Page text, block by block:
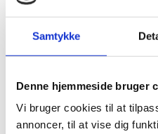
Samtykke
Denne hjemmeside bruger
Vi bruger cookies til at
annoncer, til at vise dig